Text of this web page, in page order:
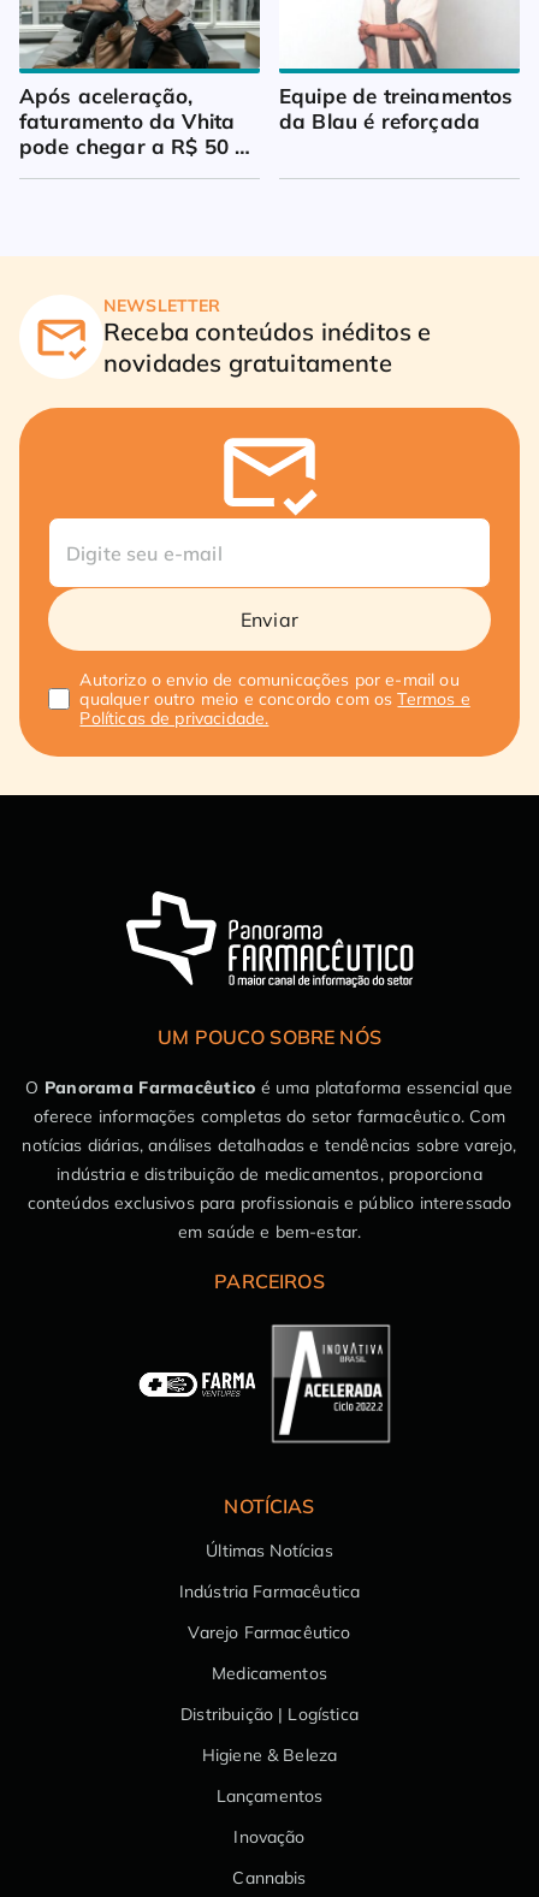
Após aceleração,
faturamento da Vhita
pode chegar a R$ 50
Equipe de treinamentos
da Blau é reforçada
NEWSLETTER
Receba conteúdos inéditos e
novidades gratuitamente
Enviar
Autorizo o envio de comunicações por e-mail ou
qualquer outro meio e concordo com osTermos e
Políticas de privacidade.
UM POUCO SOBRE NÓS
O Panorama Farmacêutico é uma plataforma essencial que
oferece informações completas do setor farmacêutico. Com
notícias diárias, análises detalhadas e tendências sobre varejo,
indústria e distribuição de medicamentos, proporciona
conteúdos exclusivos para profissionais e público interessado
em saúde e bem-estar.
PARCEIROS
NOTÍCIAS
Últimas Notícias
Indústria Farmacêutica
Varejo Farmacêutico
Medicamentos
Distribuição | Logística
Higiene & Beleza
Lançamentos
Inovação
Cannabis